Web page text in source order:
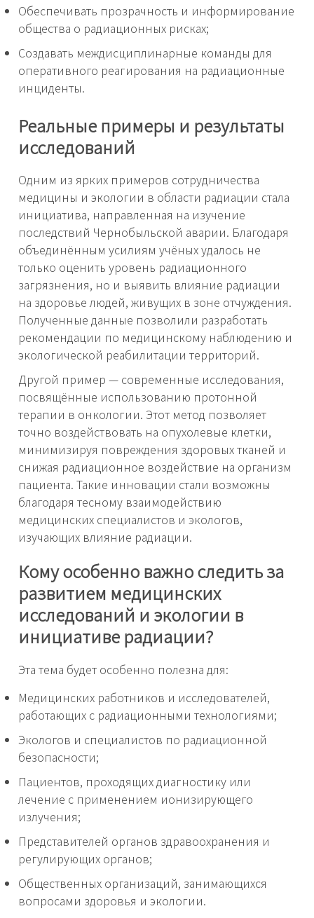
Обеспечивать прозрачность и информирование
общества о радиационных рисках;
Создавать междисциплинарные команды для
оперативного реагирования на радиационные
инциденты.
Реальные примеры и результаты
исследований
Одним из ярких примеров сотрудничества
медицины и экологии в области радиации стала
инициатива, направленная на изучение
последствий Чернобыльской аварии. Благодаря
объединённым усилиям учёных удалось не
только оценить уровень радиационного
загрязнения, но и выявить влияние радиации
на здоровье людей, живущих в зоне отчуждения.
Полученные данные позволили разработать
рекомендации по медицинскому наблюдению и
экологической реабилитации территорий.
Другой пример — современные исследования,
посвящённые использованию протонной
терапии в онкологии. Этот метод позволяет
точно воздействовать на опухолевые клетки,
минимизируя повреждения здоровых тканей и
снижая радиационное воздействие на организм
пациента. Такие инновации стали возможны
благодаря тесному взаимодействию
медицинских специалистов и экологов,
изучающих влияние радиации.
Кому особенно важно следить за
развитием медицинских
исследований и экологии в
инициативе радиации?
Эта тема будет особенно полезна для:
Медицинских работников и исследователей,
работающих с радиационными технологиями;
Экологов и специалистов по радиационной
безопасности;
Пациентов, проходящих диагностику или
лечение с применением ионизирующего
излучения;
Представителей органов здравоохранения и
регулирующих органов;
Общественных организаций, занимающихся
вопросами здоровья и экологии.